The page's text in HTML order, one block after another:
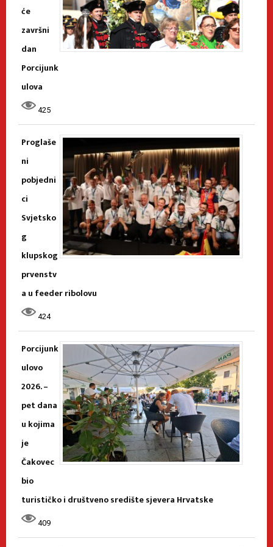
će
završni
dan
Porcijunk
ulova
425
Proglaše
ni
pobjedni
ci
Svjetsko
g
klupskog
prvenstv
a u feeder ribolovu
424
Porcijunk
ulovo
2026. –
pet dana
u kojima
je
Čakovec
bio
turističko i društveno središte sjevera Hrvatske
409